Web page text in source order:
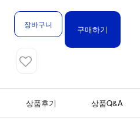
장바구니 구매하기
상품후기 상품Q&A